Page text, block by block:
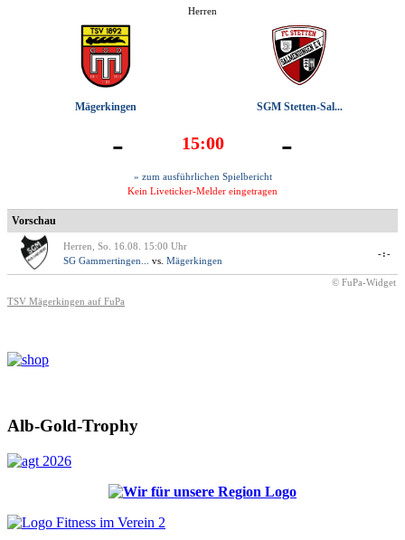
Herren
Mägerkingen SGM Stetten-Sal...
- 15:00 -
» zum ausführlichen Spielbericht
Kein Liveticker-Melder eingetragen
Vorschau
Herren, So. 16.08. 15:00 Uhr
SG Gammertingen...
vs. Mägerkingen
-:-
© FuPa-Widget
TSV Mägerkingen auf FuPa
Alb-Gold-Trophy